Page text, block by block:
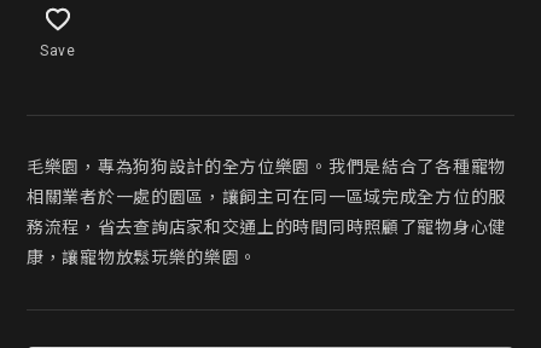
Save
毛樂園，專為狗狗設計的全方位樂園。我們是結合了各種寵物
相關業者於一處的園區，讓飼主可在同一區域完成全方位的服
務流程，省去查詢店家和交通上的時間同時照顧了寵物身心健
康，讓寵物放鬆玩樂的樂園。